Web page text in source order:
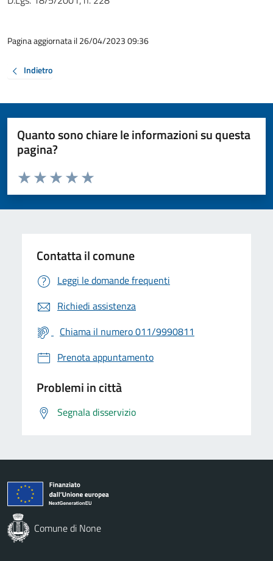
Pagina aggiornata il 26/04/2023 09:36
Indietro
Quanto sono chiare le informazioni su questa
pagina?
Valuta da 1 a 5 stelle la pagina
Valuta 5 stelle su 5
Valuta 4 stelle su 5
Valuta 3 stelle su 5
Valuta 2 stelle su 5
Valuta 1 stelle su 5
Contatta il comune
Leggi le domande frequenti
Richiedi assistenza
Chiama il numero 011/9990811
Prenota appuntamento
Problemi in città
Segnala disservizio
Comune di None